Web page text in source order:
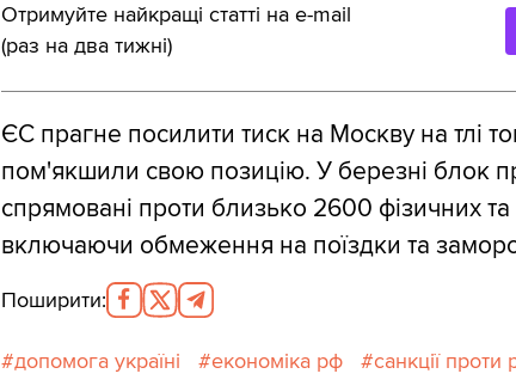
Отримуйте найкращі статті на e-mail
(раз на два тижні)
ЄС прагне посилити тиск на Москву на тлі
пом'якшили свою позицію. У березні блок
спрямовані проти близько 2600 фізичних
включаючи обмеження на поїздки та
Поширити:
допомога україні економіка рф санкції проти